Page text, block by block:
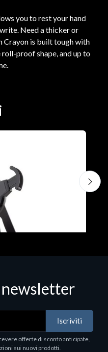
you to rest your hand
Need a thicker or
Crayon is built tough with
proof shape, and up to
Porta tablet
in tre assi.
Iscriviti
offerte di sconto anticipate,
sui nuovi prodotti.